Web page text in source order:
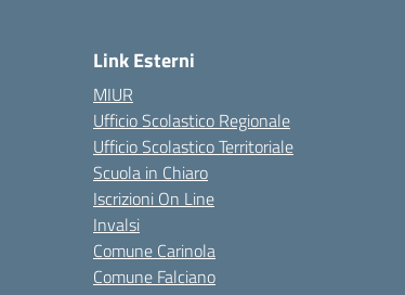
Link Esterni
MIUR
Ufficio Scolastico Regionale
Ufficio Scolastico Territoriale
Scuola in Chiaro
Iscrizioni On Line
Invalsi
Comune Carinola
Comune Falciano